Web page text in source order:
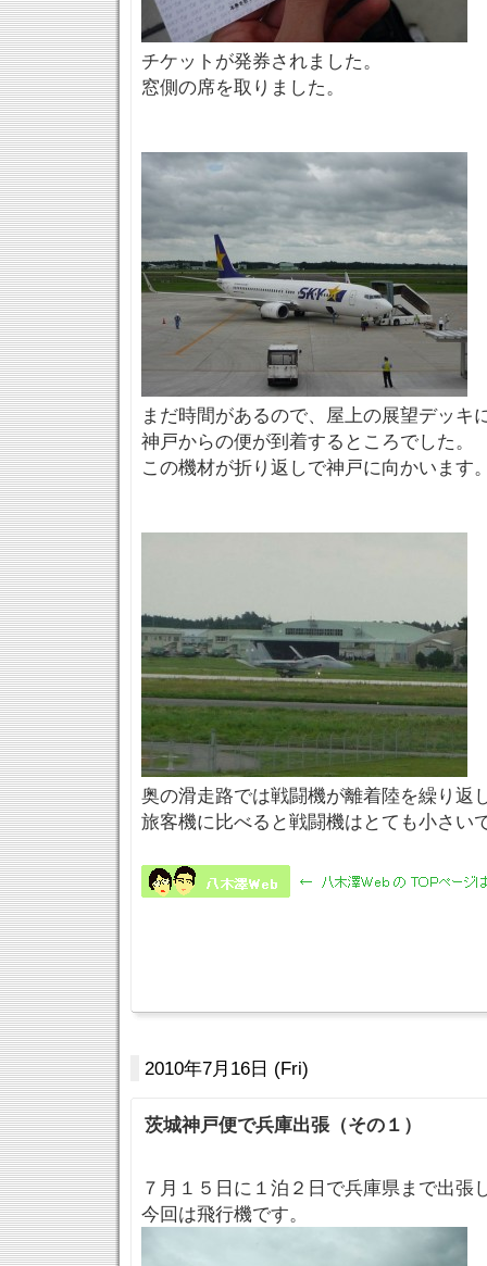
チケットが発券されました。
窓側の席を取りました。
まだ時間があるので、屋上の展望デッキ
神戸からの便が到着するところでした。
この機材が折り返しで神戸に向かいます
奥の滑走路では戦闘機が離着陸を繰り返
旅客機に比べると戦闘機はとても小さい
2010年7月16日 (Fri)
茨城神戸便で兵庫出張（その１）
７月１５日に１泊２日で兵庫県まで出張
今回は飛行機です。